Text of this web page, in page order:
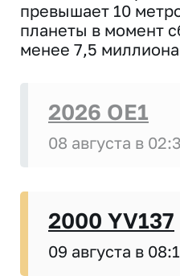
превышает 10
планеты в момент
менее 7,5
2026 OE1
08 августа в
2000 YV137
09 августа в